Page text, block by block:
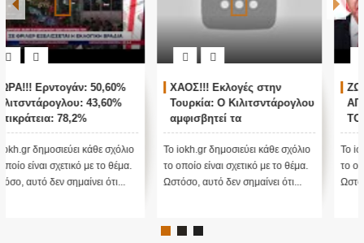
ΖΩΝΤΑΝΗ ΣΥΝΔΕΣΗ ΜΕ
ΑΓΚΥΡΑ - ΘΡΙΛΕΡ ΜΕ ΤΙΣ
ΤΟΥΡΚΙΚΕΣ ΕΚΛΟΓΕΣ !
Το iokh.gr δημοσιεύει κάθε σχόλιο
το οποίο είναι σχετικό με το θέμα.
Ωστόσο, αυτό δεν σημαίνει ότι...
Παγκόσμιο σοκ για
βιολογικά εργαστήρια των
ΗΠΑ στην Ουκρανία
Στις 26 Φεβρουαρίου 2022, οι
ΗΠΑ διέγραψαν όλα τα έγγραφα
ενός Εργαστηρίου Βιοόπλων τους